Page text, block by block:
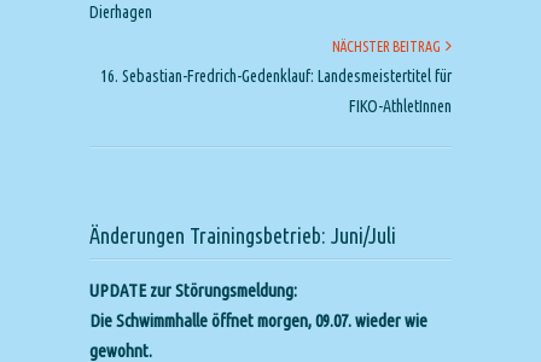
Dierhagen
NÄCHSTER BEITRAG
16. Sebastian-Fredrich-Gedenklauf: Landesmeistertitel für
FIKO-AthletInnen
Änderungen Trainingsbetrieb: Juni/Juli
UPDATE zur Störungsmeldung:
Die Schwimmhalle öffnet morgen, 09.07. wieder wie
gewohnt.